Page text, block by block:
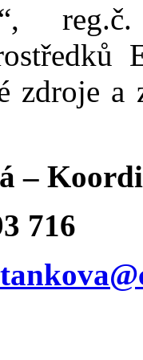
zdroje a
–
716